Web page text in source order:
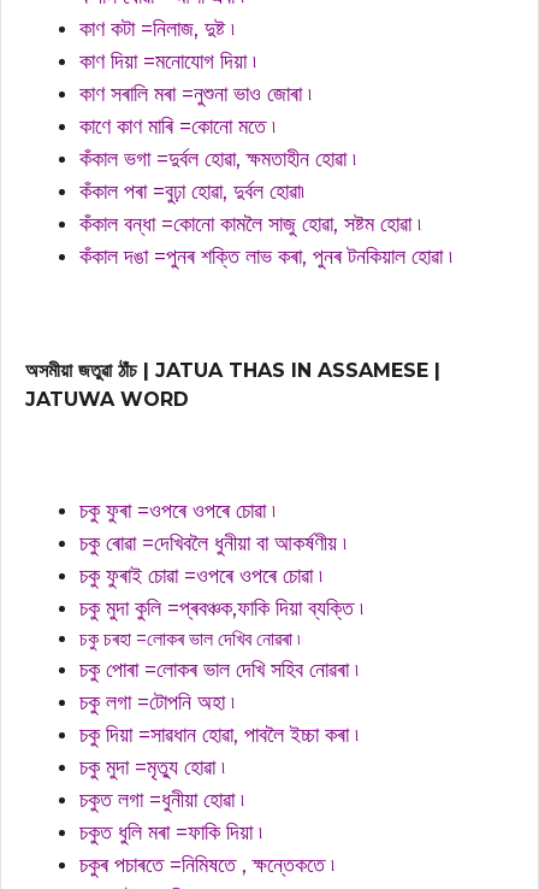
কাণ কটা =নিলাজ, দুষ্ট ৷
কাণ দিয়া =মনোযোগ দিয়া ৷
কাণ সৰালি মৰা =নুশুনা ভাও জোৰা ৷
কাণে কাণ মাৰি =কোনো মতে ৷
কঁকাল ভগা =দুৰ্বল হোৱা, ক্ষমতাহীন হোৱা ৷
কঁকাল পৰা =বুঢ়া হোৱা, দুৰ্বল হোৱা৷
কঁকাল বন্ধা =কোনো কামলৈ সাজু হোৱা, সষ্টম হোৱা ৷
কঁকাল দঙা =পুনৰ শক্তি লাভ কৰা, পুনৰ টনকিয়াল হোৱা ৷
অসমীয়া জতুৱা ঠাঁচ | JATUA THAS IN ASSAMESE |
JATUWA WORD
চকু ফুৰা =ওপৰে ওপৰে চোৱা ৷
চকু ৰোৱা =দেখিবলৈ ধুনীয়া বা আকৰ্ষণীয় ৷
চকু ফুৰাই চোৱা =ওপৰে ওপৰে চোৱা ৷
চকু মুদা কুলি =প্ৰবঞ্চক,ফাকি দিয়া ব্যক্তি ৷
চকু চৰহা =লোকৰ ভাল দেখিব নোৱৰা ৷
চকু পোৰা =লোকৰ ভাল দেখি সহিব নোৱৰা ৷
চকু লগা =টোপনি অহা ৷
চকু দিয়া =সাৱধান হোৱা, পাবলৈ ইচ্চা কৰা ৷
চকু মুদা =মৃত্যু হোৱা ৷
চকুত লগা =ধুনীয়া হোৱা ৷
চকুত ধুলি মৰা =ফাকি দিয়া ৷
চকুৰ পচাৰতে =নিমিষতে , ক্ষন্তেকতে ৷